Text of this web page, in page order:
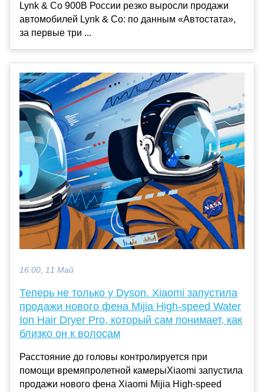
Lynk & Co 900В России резко выросли продажи
автомобилей Lynk & Co: по данным «Автостата»,
за первые три ...
16:00, 11 Май
Теперь не только у Dyson. Xiaomi запустила
продажи нового фена Mijia High-speed Water
Ion Hair Dryer Pro, который сам понимает, как
близко он к волосам
Расстояние до головы контролируется при
помощи времяпролетной камерыXiaomi запустила
продажи нового фена Xiaomi Mijia High-speed